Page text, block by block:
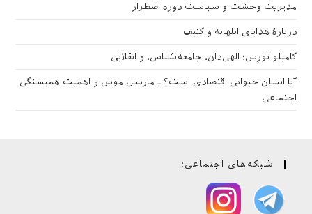
مدیریت وحشت و سیاست دوره اضطرار
دربارهٔ هدایای ابلهانه و کثیف
کامیلو تورِس؛ الهی‌دان، جامعه‌شناس، و انقلابی
آیا انسان حیوانی اقتصادی است؟ ـ مارسل موس و اهمیت همبستگی
اجتماعی
شبکه‌های اجتماعی: